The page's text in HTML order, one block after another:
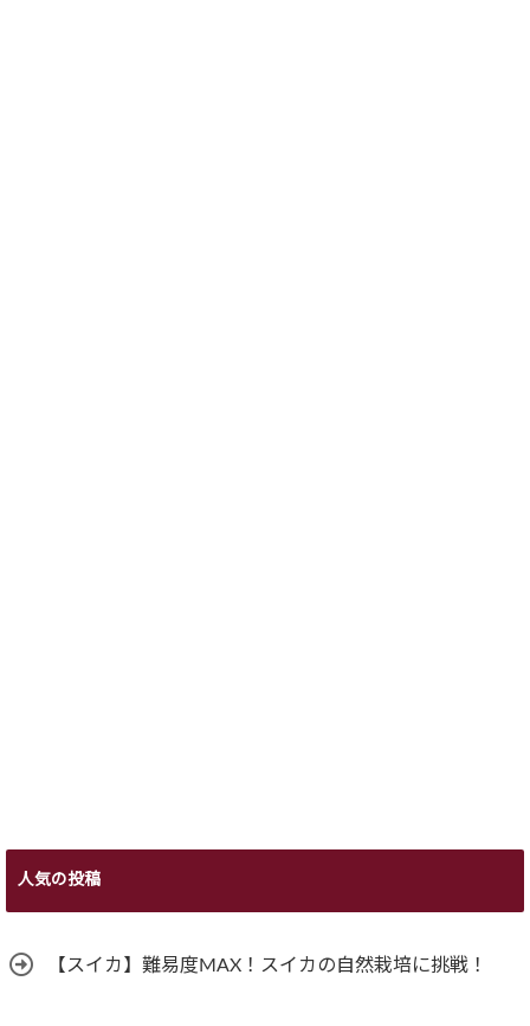
人気の投稿
【スイカ】難易度MAX！スイカの自然栽培に挑戦！